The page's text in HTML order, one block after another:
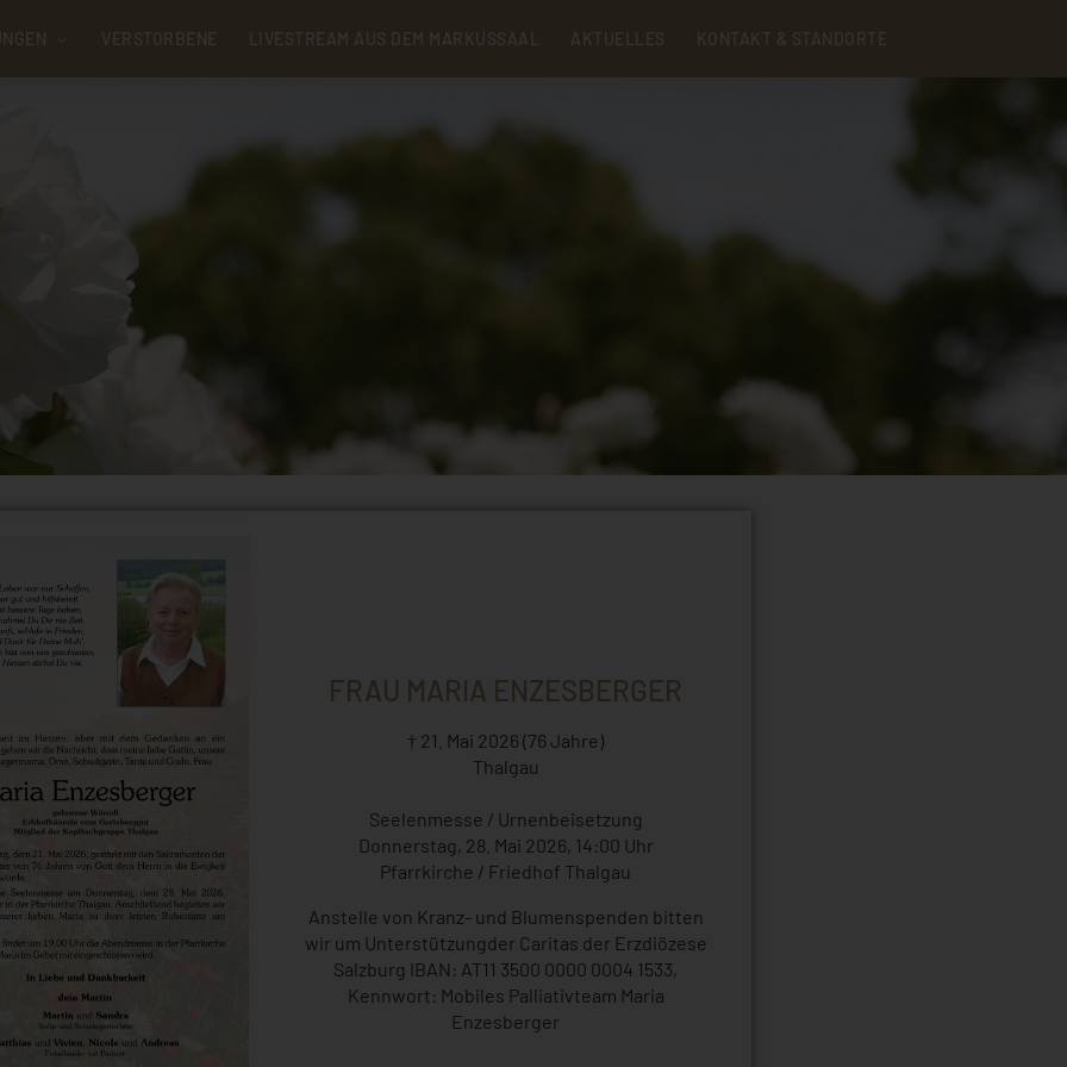
VERSTORBENE LIVESTREAM AUS DEM MARKUSSAAL AKTUELLES KONTAKT & STANDORTE
FRAU MARIA ENZESBERGER
† 21. Mai 2026 (76 Jahre)
Thalgau
Seelenmesse / Urnenbeisetzung
Donnerstag, 28. Mai 2026, 14:00 Uhr
Pfarrkirche / Friedhof Thalgau
Anstelle von Kranz- und Blumenspenden bitten
wir um Unterstützungder Caritas der Erzdiözese
Salzburg IBAN: AT11 3500 0000 0004 1533,
Kennwort: Mobiles Palliativteam Maria
Enzesberger